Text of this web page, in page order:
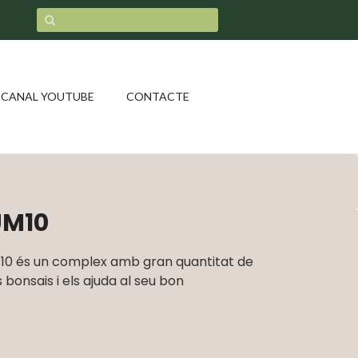
CANAL YOUTUBE CONTACTE
és un complex amb gran quantitat de
i els ajuda al seu bon